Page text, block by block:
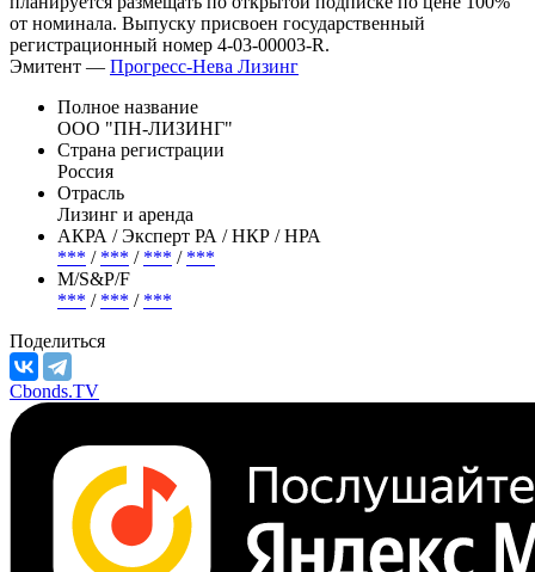
от номинала. Выпуску присвоен государственный
регистрационный номер 4-03-00003-R.
Эмитент — Прогресс-Нева Лизинг
Полное название
ООО "ПН-ЛИЗИНГ"
Страна регистрации
Россия
Отрасль
Лизинг и аренда
АКРА / Эксперт РА / НКР / НРА
*** / *** / *** / ***
М/S&P/F
*** / *** / ***
Поделиться
Cbonds.TV